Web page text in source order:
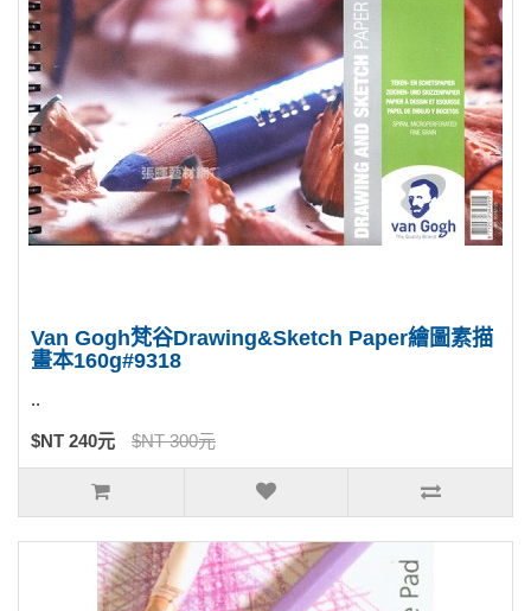
Van Gogh梵谷Drawing&Sketch Paper繪圖素描
畫本160g#9318
..
$NT 240元 $NT 300元